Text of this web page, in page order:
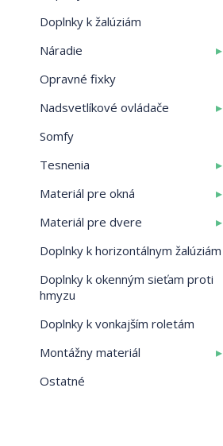
Doplnky k žalúziám
Náradie
▸
Opravné fixky
Nadsvetlíkové ovládače
▸
Somfy
Tesnenia
▸
Materiál pre okná ▸
Materiál pre dvere ▸
Doplnky k horizontálnym žalúziám
Doplnky k okenným sieťam proti
hmyzu
Doplnky k vonkajším roletám
Montážny materiál
▸
Ostatné